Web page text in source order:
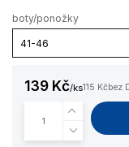
boty/ponožky
139 Kč/ks115 Kčbez